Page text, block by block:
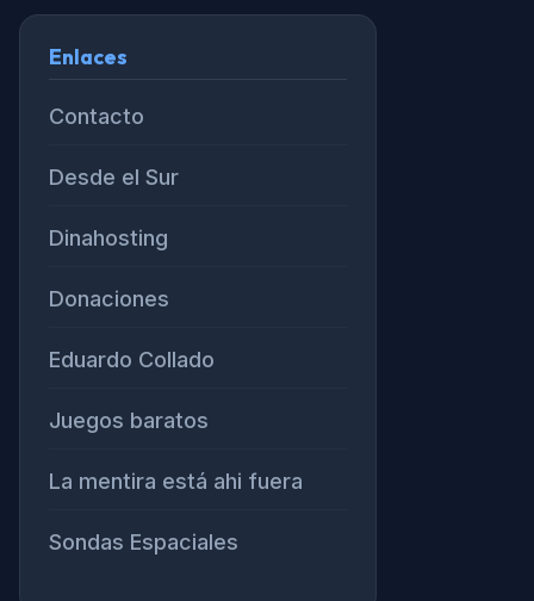
Enlaces
Contacto
Desde el Sur
Dinahosting
Donaciones
Eduardo Collado
Juegos baratos
La mentira está ahi fuera
Sondas Espaciales